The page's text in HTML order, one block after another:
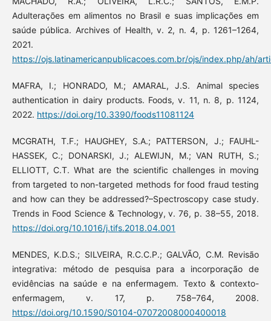
Adulterações em alimentos no Brasil e suas implicações em
saúde pública. Archives of Health, v. 2, n. 4, p. 1261–1264,
2021.
https://ojs.latinamericanpublicacoes.com.br/ojs/index.php/ah/
MAFRA, I.; HONRADO, M.; AMARAL, J.S. Animal species
authentication in dairy products. Foods, v. 11, n. 8, p. 1124,
2022. https://doi.org/10.3390/foods11081124
MCGRATH, T.F.; HAUGHEY, S.A.; PATTERSON, J.; FAUHL-
HASSEK, C.; DONARSKI, J.; ALEWIJN, M.; VAN RUTH, S.;
ELLIOTT, C.T. What are the scientific challenges in moving
from targeted to non-targeted methods for food fraud testing
and how can they be addressed?–Spectroscopy case study.
Trends in Food Science & Technology, v. 76, p. 38–55, 2018.
https://doi.org/10.1016/j.tifs.2018.04.001
MENDES, K.D.S.; SILVEIRA, R.C.C.P.; GALVÃO, C.M. Revisão
integrativa: método de pesquisa para a incorporação de
evidências na saúde e na enfermagem. Texto & contexto-
enfermagem, v. 17, p. 758–764, 2008.
https://doi.org/10.1590/S0104-07072008000400018